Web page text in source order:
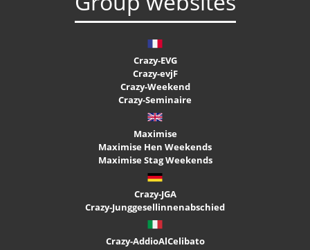
Crazy-EVG
Crazy-evjF
Crazy-Weekend
Crazy-Seminaire
Maximise
Maximise Hen Weekends
Maximise Stag Weekends
Crazy-JGA
Crazy-Junggesellinnenabschied
Crazy-AddioAlCelibato